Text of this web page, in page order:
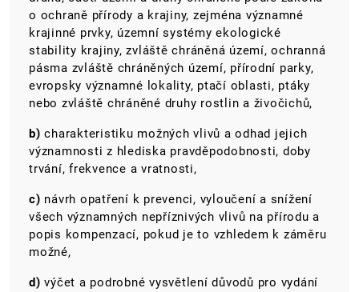
o ochraně přírody a krajiny, zejména významné
krajinné prvky, územní systémy ekologické
stability krajiny, zvláště chráněná území, ochranná
pásma zvláště chráněných území, přírodní parky,
evropsky významné lokality, ptačí oblasti, ptáky
nebo zvláště chráněné druhy rostlin a živočichů,
b) charakteristiku možných vlivů a odhad jejich
významnosti z hlediska pravděpodobnosti, doby
trvání, frekvence a vratnosti,
c) návrh opatření k prevenci, vyloučení a snížení
všech významných nepříznivých vlivů na přírodu a
popis kompenzací, pokud je to vzhledem k záměru
možné,
d)výčet a podrobné vysvětlení důvodů pro vydání